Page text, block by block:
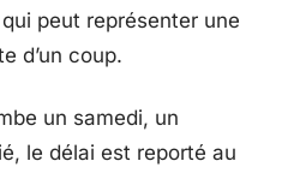
peut représenter une
d’un coup.
un samedi, un
le délai est reporté au